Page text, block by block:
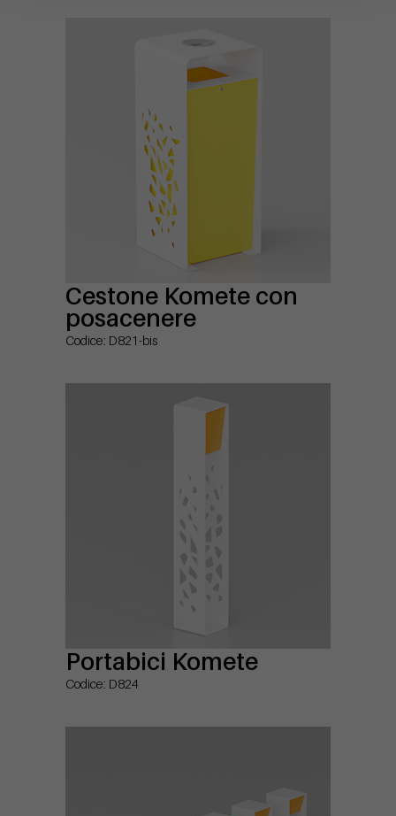
Cestone Komete con
posacenere
Codice: D821-bis
Portabici Komete
Codice: D824